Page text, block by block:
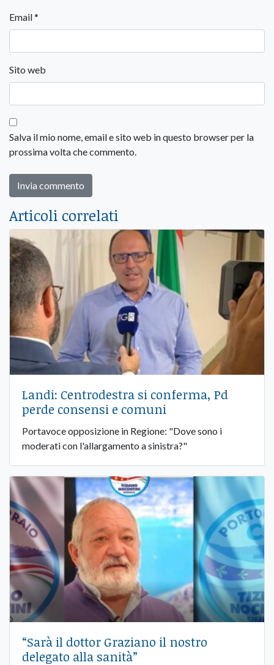
Email*
Sito web
Salva il mio nome, email e sito web in questo browser per la
prossima volta che commento.
Articoli correlati
Landi: Centrodestra si conferma, Pd
perde consensi e comuni
Portavoce opposizione in Regione: "Dove sono i
moderati con l'allargamento a sinistra?"
“Sarà il dottor Graziano il nostro
delegato alla sanità”